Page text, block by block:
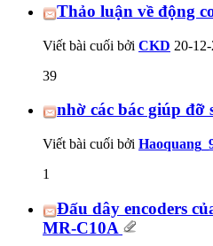
Thảo luận về động
Viết bài cuối bởi CKD 20-
39
nhờ các bác giúp đỡ
Viết bài cuối bởi
1
Đấu dây encoders
MR-C10A